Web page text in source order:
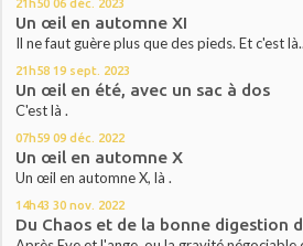
Un œil en automne XI
Il ne faut guère plus que des pieds. Et c'est
21h58 19 sept. 2023
Un œil en été, avec un sac à dos
C'est là .
07h59 09 déc. 2022
Un œil en automne X
Un œil en automne X, là .
14h43 30 nov. 2022
Du Chaos et de la bonne digestion